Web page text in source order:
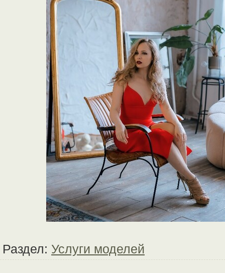
Раздел: Услуги моделей